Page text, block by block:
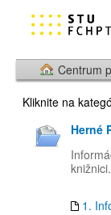
Centrum
Kliknite na
Herné
knižnici.
1.